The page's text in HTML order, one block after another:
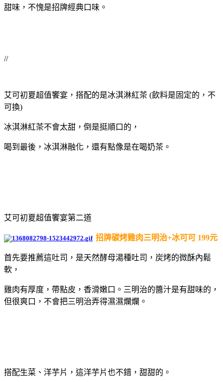
甜味，不愧是招牌經典口味。
//
艾可初夏超值饗宴，搭配的是冰淇淋紅茶 (飲料是固定的，不
可換)
冰淇淋紅茶不會太甜，倒是挺順口的，
喝到最後，冰淇淋融化，還有點像是在喝奶茶。
艾可初夏超值饗宴第二道
招牌碳烤雞肉三明治+冰可可 199元
首先要推薦這吐司，是天然酵母湯種吐司，炭烤的微酥內鬆
軟，
雞肉有厚度，帶點皮，香滑嫩口。三明治的醬汁是有甜味的，
但很爽口，不會把三明治弄得濕濕爛爛。
搭配生菜、洋芋片，這洋芋片也不錯，甜甜的。